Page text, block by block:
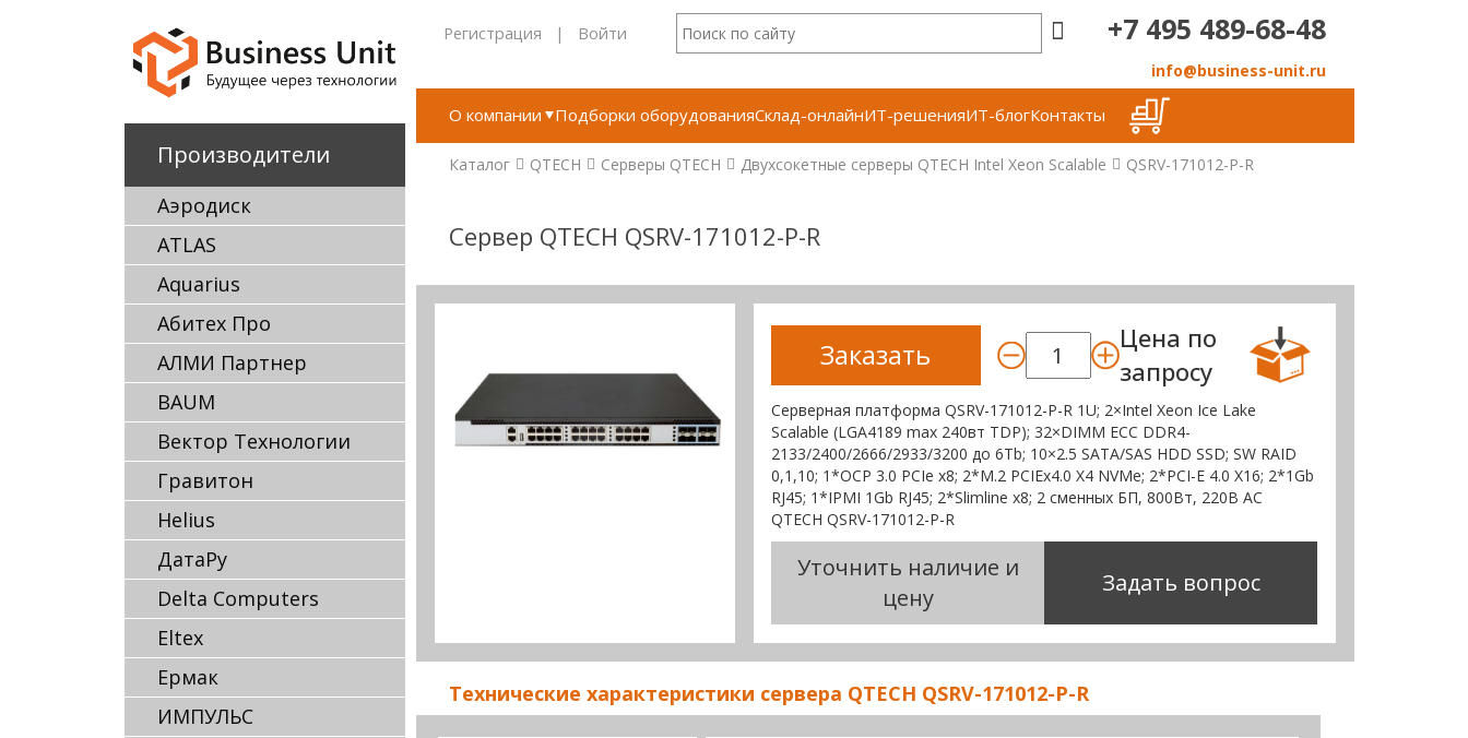
Производители
Аэродиск
ATLAS
Aquarius
Абитех Про
АЛМИ Партнер
BAUM
Вектор Технологии
Гравитон
Helius
ДатаРу
Delta Computers
Eltex
Ермак
ИМПУЛЬС
Регистрация | Войти +7 495 489-68-48
info@business-unit.ru
О компании Подборки оборудованияСклад-онлайнИТ-решенияИТ-блогКонтакты
Каталог QTECH Серверы QTECH Двухсокетные серверы QTECH Intel Xeon Scalable QSRV-171012-P-R
Сервер QTECH QSRV-171012-P-R
Заказать
Цена по
запросу
Серверная платформа QSRV-171012-P-R 1U; 2×Intel Xeon Ice Lake
Scalable (LGA4189 max 240вт TDP); 32×DIMM ECC DDR4-
2133/2400/2666/2933/3200 до 6Tb; 10×2.5 SATA/SAS HDD SSD; SW RAID
0,1,10; 1*OCP 3.0 PCIe x8; 2*M.2 PCIEx4.0 X4 NVMe; 2*PCI-E 4.0 X16; 2*1Gb
RJ45; 1*IPMI 1Gb RJ45; 2*Slimline x8; 2 сменных БП, 800Вт, 220В АС
QTECH QSRV-171012-P-R
Уточнить наличие и
цену
Задать вопрос
Технические характеристики сервера QTECH QSRV-171012-P-R